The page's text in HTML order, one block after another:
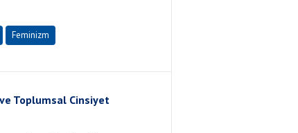
Feminizm
Toplumsal Cinsiyet